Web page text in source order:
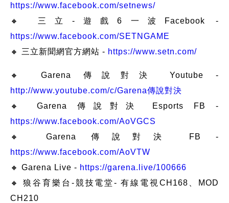
https://www.facebook.com/setnews/
🔸 三立-遊戲6一波Facebook -
https://www.facebook.com/SETNGAME
🔸 三立新聞網官方網站 - https://www.setn.com/
🔸 Garena 傳說對決 Youtube -
http://www.youtube.com/c/Garena傳說對決
🔸 Garena 傳說對決 Esports FB -
https://www.facebook.com/AoVGCS
🔸 Garena 傳說對決 FB -
https://www.facebook.com/AoVTW
🔸 Garena Live - https://garena.live/100666
🔸 狼谷育樂台-競技電堂- 有線電視CH168、MOD
CH210